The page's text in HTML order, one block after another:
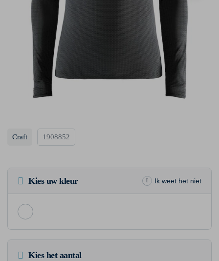
Craft 1908852
Kies uw kleur Ik weet het niet
Kies het aantal